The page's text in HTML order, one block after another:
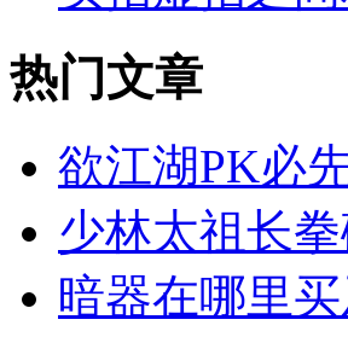
热门文章
欲江湖PK必
少林太祖长
暗器在哪里